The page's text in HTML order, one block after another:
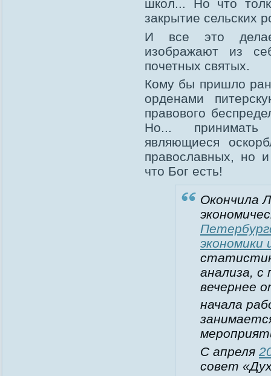
школ... Но что
закрытие сельских
И все это
изображают из
почетных святых.
Кому бы пришло
орденами
правового
Но... принимать
являющиеся
православных, но
что Бог есть!
Окончила
экономики
анализа, с
вечернее
начала
С апреля
совет